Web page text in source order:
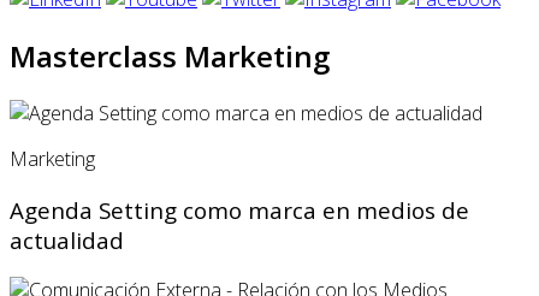
Masterclass Marketing
Marketing
Agenda Setting como marca en medios de
actualidad